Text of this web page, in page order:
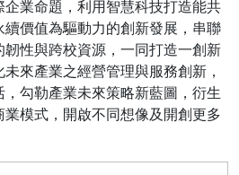
業命題，利用智慧科技打造能共
價值為驅動力的創新發展，串聯
性與跨校資源，一同打造一創新
來產業之經營管理與服務創新，
勾勒產業未來策略新藍圖，衍生
模式，開啟不同想像及開創更多